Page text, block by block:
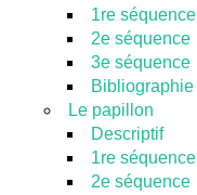
1re séquence
2e séquence
3e séquence
Bibliographie
Le papillon
Descriptif
1re séquence
2e séquence